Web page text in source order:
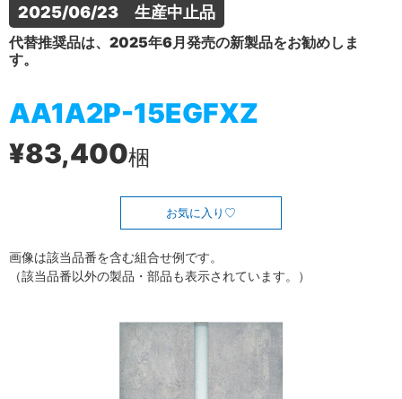
2025/06/23　生産中止品
代替推奨品は、2025年6月発売の新製品をお勧めしま
す。
AA1A2P-15EGFXZ
¥83,400梱
お気に入り
画像は該当品番を含む組合せ例です。
（該当品番以外の製品・部品も表示されています。）